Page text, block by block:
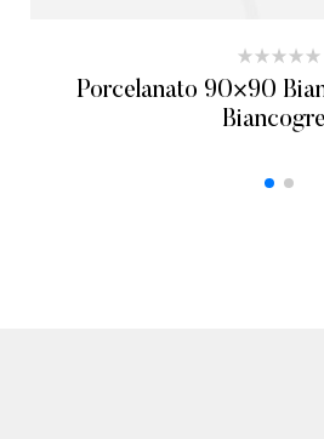
Porcelanato 90×90